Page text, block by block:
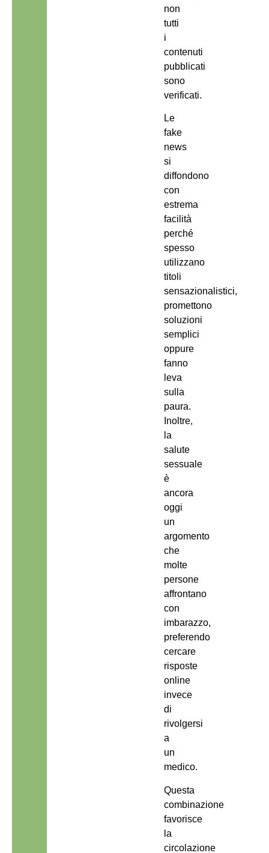
non
tutti
i
contenuti
pubblicati
sono
verificati.
Le
fake
news
si
diffondono
con
estrema
facilità
perché
spesso
utilizzano
titoli
sensazionalistici,
promettono
soluzioni
semplici
oppure
fanno
leva
sulla
paura.
Inoltre,
la
salute
sessuale
è
ancora
oggi
un
argomento
che
molte
persone
affrontano
con
imbarazzo,
preferendo
cercare
risposte
online
invece
di
rivolgersi
a
un
medico.
Questa
combinazione
favorisce
la
circolazione